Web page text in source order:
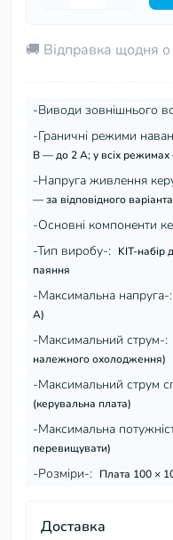
🚚 Відправка щодня о
-Виводи зовнішнього
-Граничні режими
В — до 2 А; у всіх
-Напруга живлення
— за відповідного
-Основні компоненти
-Тип виробу-:
KIT-набір
паяння
-Максимальна напруга-:
А)
-Максимальний струм-:
належного охолодження)
-Максимальний струм
(керувальна плата)
-Максимальна
перевищувати)
-Розміри-: Плата 100 ×
Доставка